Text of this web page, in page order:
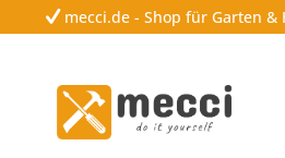
mecci.de - Shop für Garten &